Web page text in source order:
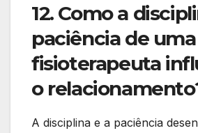
12. Como a
paciência de uma
fisioterapeuta
o
A disciplina e a paciência